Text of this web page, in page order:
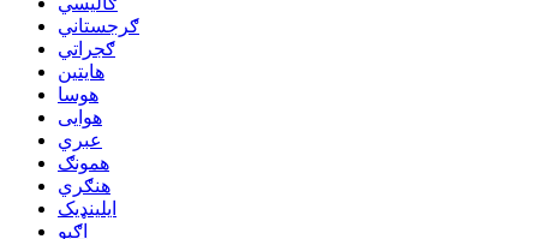
ګرجستاني
ګجراتي
هایتین
هوسا
هوایی
عبري
همونګ
هنګري
ایلینډیک
اګبو